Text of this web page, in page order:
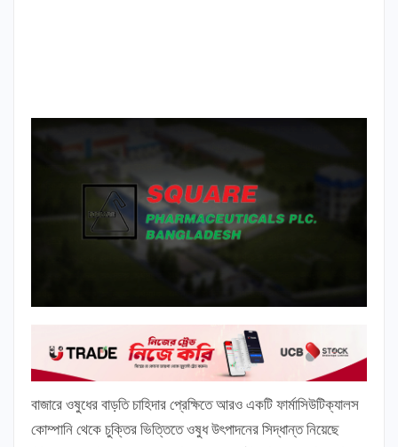
বাজারে ওষুধের বাড়তি চাহিদার প্রেক্ষিতে আরও একটি ফার্মাসিউটিক্যালস
কোম্পানি থেকে চুক্তির ভিত্তিতে ওষুধ উৎপাদনের সিদ্ধান্ত নিয়েছে